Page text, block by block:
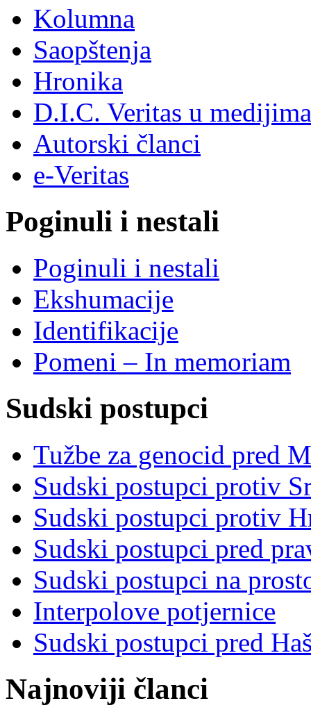
Kolumna
Saopštenja
Hronika
D.I.C. Veritas u medijima
Autorski članci
e-Veritas
Poginuli i nestali
Poginuli i nestali
Ekshumacije
Identifikacije
Pomeni – In memoriam
Sudski postupci
Tužbe za genocid pred
Sudski postupci protiv
Sudski postupci protiv
Sudski postupci pred
Sudski postupci na
Interpolove potjernice
Sudski postupci pred
Najnoviji članci